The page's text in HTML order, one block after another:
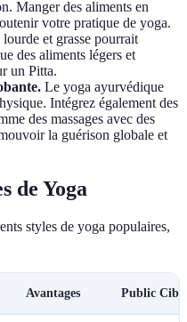
Manger des aliments en
votre pratique de yoga.
et grasse pourrait
des aliments légers et
un Pitta.
Le yoga ayurvédique
Intégrez également des
des massages avec des
la guérison globale et
de Yoga
styles de yoga populaires,
Avantages Public Cible